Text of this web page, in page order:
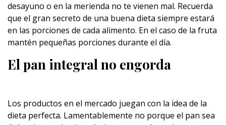
desayuno o en la merienda no te vienen mal. Recuerda
que el gran secreto de una buena dieta siempre estará
en las porciones de cada alimento. En el caso de la fruta
mantén pequeñas porciones durante el día.
El pan integral no engorda
Los productos en el mercado juegan con la idea de la
dieta perfecta. Lamentablemente no porque el pan sea